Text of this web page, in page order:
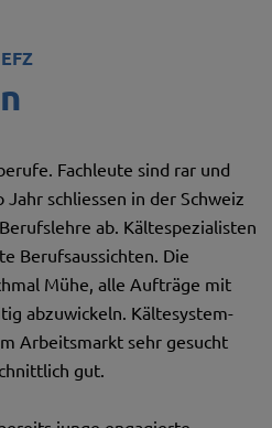
Fachleute sind rar und
schliessen in der Schweiz
ab. Kältespezialisten
Berufsaussichten. Die
Mühe, alle Aufträge mit
abzuwickeln. Kältesystem-
Arbeitsmarkt sehr gesucht
gut.